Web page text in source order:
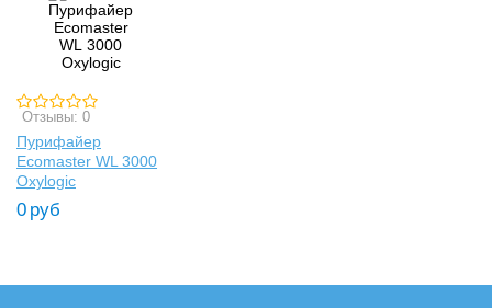
Отзывы: 0
Пурифайер
Ecomaster WL 3000
Oxylogic
0 руб